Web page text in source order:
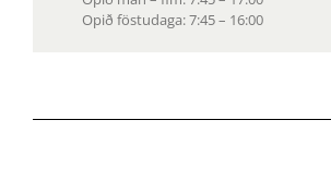
Opið föstudaga: 7:45 – 16:00